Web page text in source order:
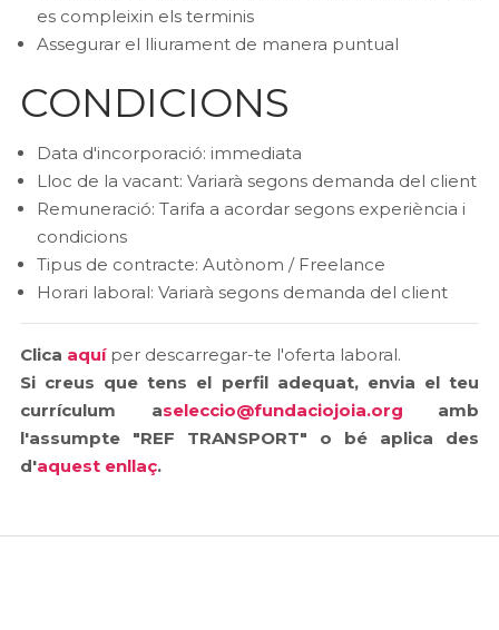
es compleixin els terminis
Assegurar el lliurament de manera puntual
CONDICIONS
Data d'incorporació: immediata
Lloc de la vacant: Variarà segons demanda del client
Remuneració: Tarifa a acordar segons experiència i
condicions
Tipus de contracte: Autònom / Freelance
Horari laboral: Variarà segons demanda del client
Clica aquí per descarregar-te l'oferta laboral.
Si creus que tens el perfil adequat, envia el teu
currículum aseleccio@fundaciojoia.org amb
l'assumpte "REF TRANSPORT" o bé aplica des
d'aquest enllaç.